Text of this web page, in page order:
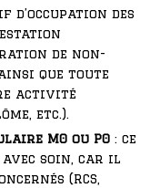
des
de non-
que toute
activité
etc.).
M0 ou P0 : ce
soin, car il
(RCS,